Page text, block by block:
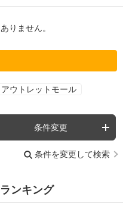
りません。
アウトレットモール
条件変更
条件を変更して検索
ンキング